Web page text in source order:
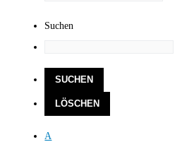
Suchen
A